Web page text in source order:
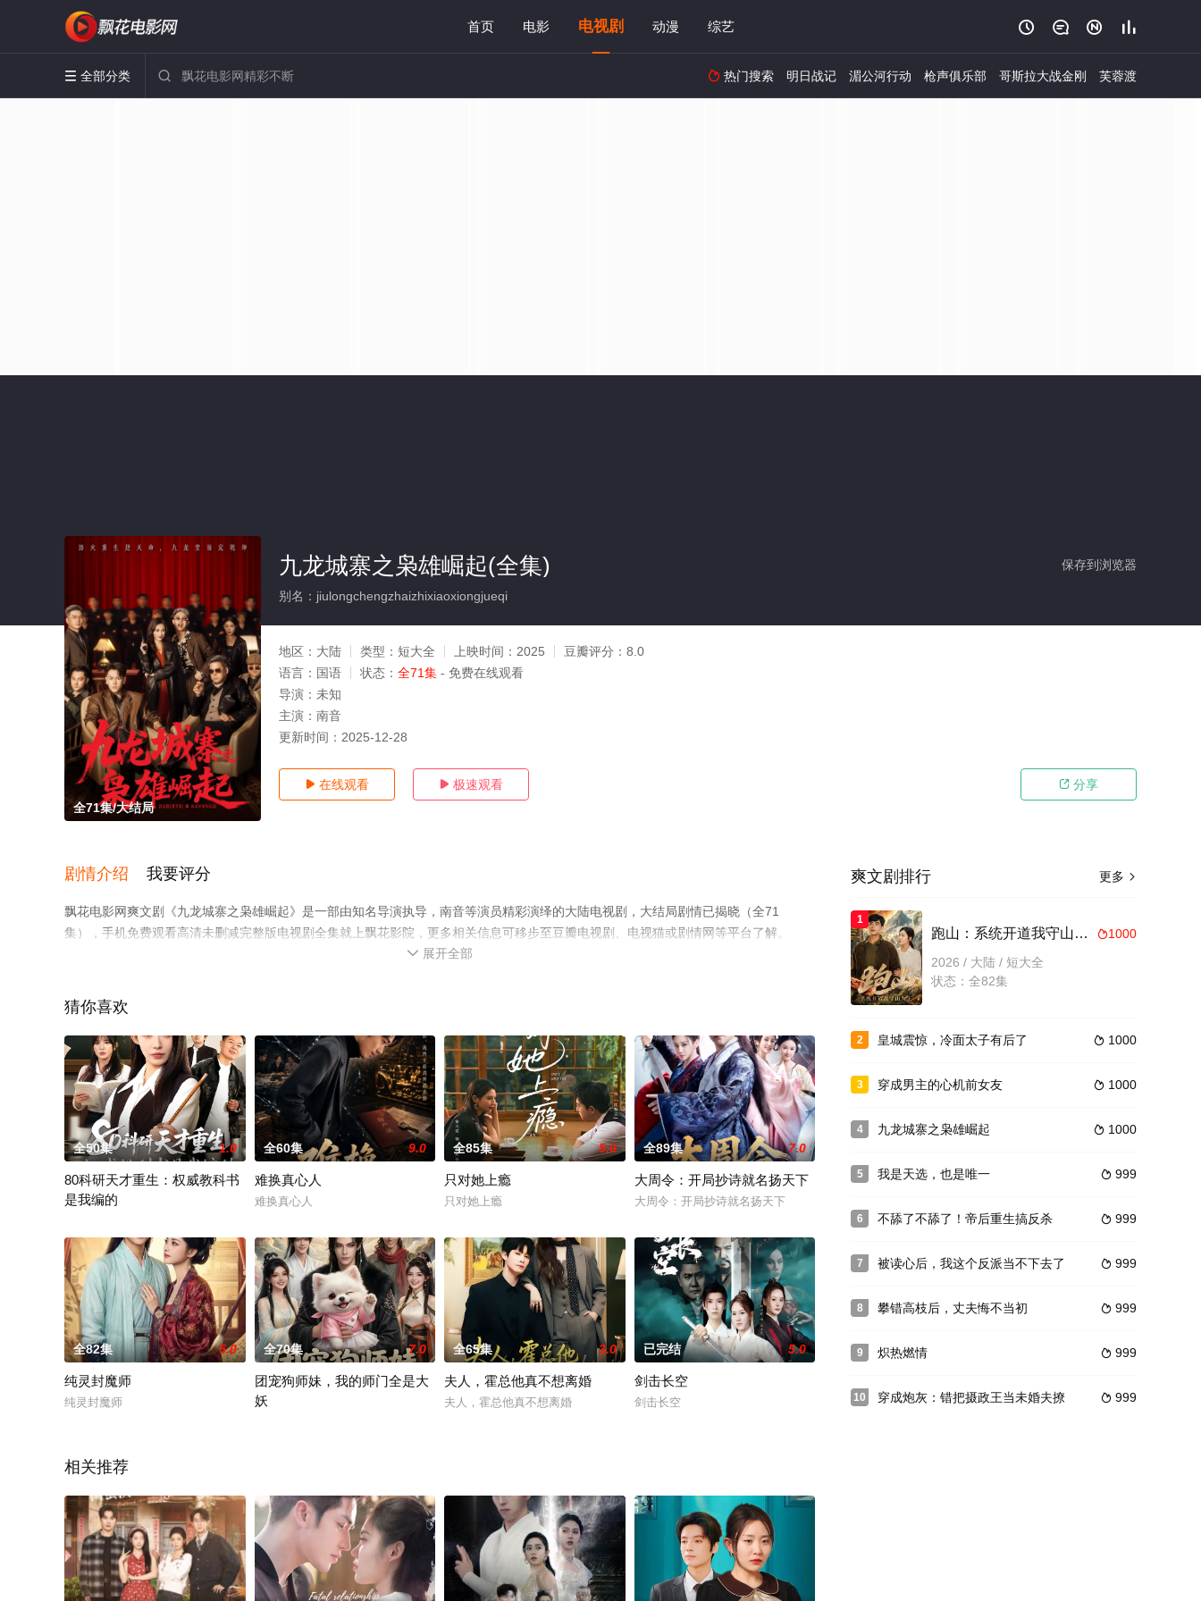
首页 电影 电视剧 动漫 综艺    
 全部分类   热门搜索 明日战记 湄公河行动 枪声俱乐部 哥斯拉大战金刚 芙蓉渡
全71集/大结局
保存到浏览器
九龙城寨之枭雄崛起(全集)
别名：jiulongchengzhaizhixiaoxiongjueqi
地区： 大陆 类型： 短大全 上映时间： 2025 豆瓣评分： 8.0
语言： 国语 状态： 全71集 - 免费在线观看
导演： 未知
主演： 南音
更新时间： 2025-12-28
 在线观看  极速观看  分享
剧情介绍 我要评分
飘花电影网爽文剧《九龙城寨之枭雄崛起》是一部由知名导演执导，南音等演员精彩演绎的大陆电视剧，大结局剧情已揭晓（全71
集），手机免费观看高清未删减完整版电视剧全集就上飘花影院，更多相关信息可移步至豆瓣电视剧、电视猫或剧情网等平台了解。
。
 展开全部
猜你喜欢
全50集 1.0
80科研天才重生：权威教科书
是我编的
全60集 9.0
难换真心人
难换真心人
全85集 5.0
只对她上瘾
只对她上瘾
全89集 7.0
大周令：开局抄诗就名扬天下
大周令：开局抄诗就名扬天下
全82集 5.0
纯灵封魔师
纯灵封魔师
全70集 7.0
团宠狗师妹，我的师门全是大
妖
全65集 3.0
夫人，霍总他真不想离婚
夫人，霍总他真不想离婚
已完结 5.0
剑击长空
剑击长空
相关推荐
更多 
爽文剧排行
1
1000
跑山：系统开道我守山为王
2026 / 大陆 / 短大全
状态：全82集
2  1000
皇城震惊，冷面太子有后了
3  1000
穿成男主的心机前女友
4  1000
九龙城寨之枭雄崛起
5  999
我是天选，也是唯一
6  999
不舔了不舔了！帝后重生搞反杀
7  999
被读心后，我这个反派当不下去了
8  999
攀错高枝后，丈夫悔不当初
9  999
炽热燃情
10  999
穿成炮灰：错把摄政王当未婚夫撩